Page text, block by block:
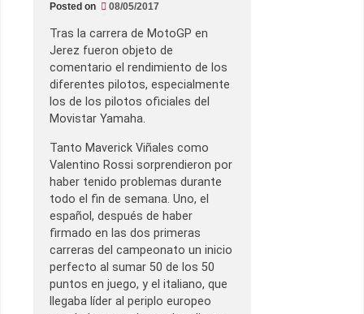
Posted on 08/05/2017
Tras la carrera de MotoGP en
Jerez fueron objeto de
comentario el rendimiento de los
diferentes pilotos, especialmente
los de los pilotos oficiales del
Movistar Yamaha.
Tanto Maverick Viñales como
Valentino Rossi sorprendieron por
haber tenido problemas durante
todo el fin de semana. Uno, el
español, después de haber
firmado en las dos primeras
carreras del campeonato un inicio
perfecto al sumar 50 de los 50
puntos en juego, y el italiano, que
llegaba líder al periplo europeo